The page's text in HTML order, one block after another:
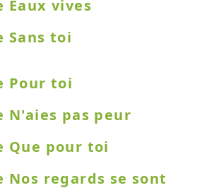
Eaux vives
Sans toi
Pour toi
N'aies pas peur
Que pour toi
Nos regards se sont